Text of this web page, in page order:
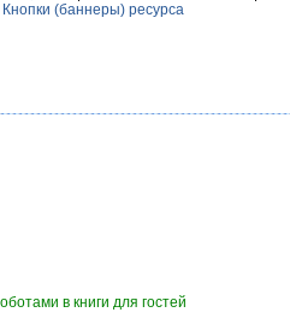
Кнопки (баннеры) ресурса
в книги для гостей